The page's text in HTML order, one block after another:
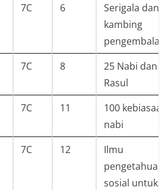
7C 6
Serigala dan
kambing
pengembala
7C 8
25 Nabi dan
Rasul
7C 11
100 kebiasaan
nabi
7C 12
Ilmu
pengetahuan
sosial untuk